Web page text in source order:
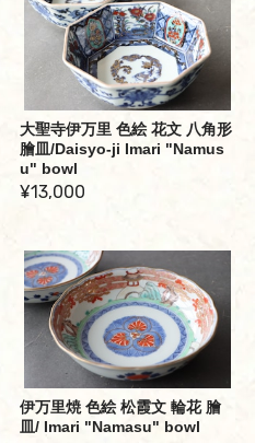
大聖寺伊万里 色絵 花文 八角形
膾皿/Daisyo-ji Imari "Namus
u" bowl
¥13,000
伊万里焼 色絵 松霞文 輪花 膾
皿/ Imari "Namasu" bowl